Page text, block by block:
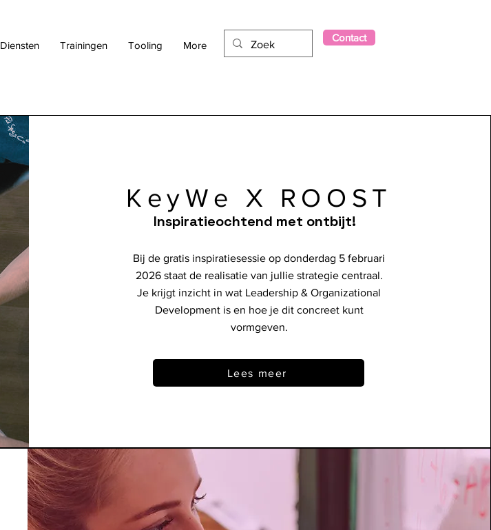
Diensten Trainingen Tooling More
Contact
KeyWe X ROOST
Inspiratieochtend met ontbijt!
Bij de gratis inspiratiesessie op donderdag 5 februari
2026 staat de realisatie van jullie strategie centraal.
Je krijgt inzicht in wat Leadership & Organizational
Development is en hoe je dit concreet kunt
vormgeven.
Lees meer